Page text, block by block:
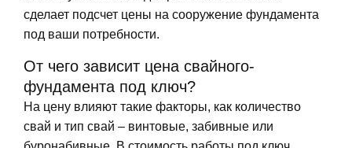
сделает подсчет цены на сооружение фундамента
под ваши потребности.
От чего зависит цена свайного-
фундамента под ключ?
На цену влияют такие факторы, как количество
свай и тип свай – винтовые, забивные или